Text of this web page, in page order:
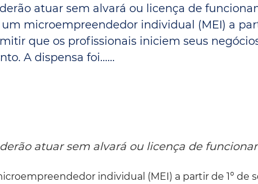
Proteção ao Crédito
Vante CRM
atuar sem alvará ou licença de
microempreendedor individual (MEI) a
que os profissionais iniciem seus
A dispensa foi......
atuar sem alvará ou licença de
individual (MEI) a partir de 1º de